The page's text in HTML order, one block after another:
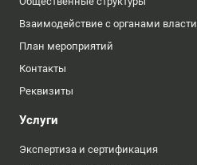
Взаимодействие с органами власти
План мероприятий
Контакты
Реквизиты
Услуги
Экспертиза и сертификация